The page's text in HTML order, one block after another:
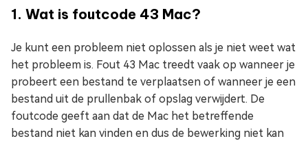
1. Wat is foutcode 43 Mac?
Je kunt een probleem niet oplossen als je niet weet wat
het probleem is. Fout 43 Mac treedt vaak op wanneer je
probeert een bestand te verplaatsen of wanneer je een
bestand uit de prullenbak of opslag verwijdert. De
foutcode geeft aan dat de Mac het betreffende
bestand niet kan vinden en dus de bewerking niet kan